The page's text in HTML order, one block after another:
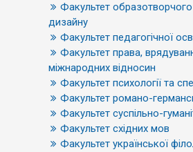
Факультет образотворчого
дизайну
Факультет педагогічної
Факультет права,
міжнародних відносин
Факультет психології та
Факультет романо-
Факультет суспільно-
Факультет східних мов
Факультет української